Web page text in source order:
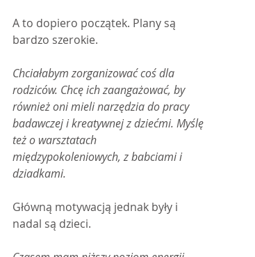
A to dopiero początek. Plany są
bardzo szerokie.
Chciałabym zorganizować coś dla
rodziców. Chcę ich zaangażować, by
również oni mieli narzędzia do pracy
badawczej i kreatywnej z dziećmi. Myślę
też o warsztatach
międzypokoleniowych, z babciami i
dziadkami.
Główną motywacją jednak były i
nadal są dzieci.